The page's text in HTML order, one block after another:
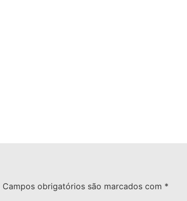
Campos obrigatórios são marcados com *